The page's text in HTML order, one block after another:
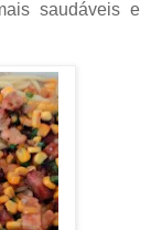
saudáveis e